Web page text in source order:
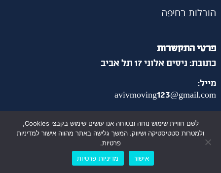
הובלות בחיפה
פרטי התקשרות
כתובת: ניסים אלוני 17 תל אביב
מייל:
avivmoving123@gmail.com
שעות פתיחה: ימים א – ה: 6:00 – 23:00
יום שישי: 5:00 – 16:00
לייעוץ והצעת מחיר אונליין
לשם חוויית שימוש נוחה ובטוחה אנו עושים שימוש בקבצי Cookies,
ולמטרות סטטיסטיקה ושיווק. המשך גלישה באתר מהווה אישור למדיניות
פרטיות.
אישור
מדיניות פרטיות